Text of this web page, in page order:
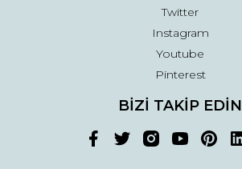
Twitter
Instagram
Youtube
Pinterest
BİZİ TAKİP EDİN